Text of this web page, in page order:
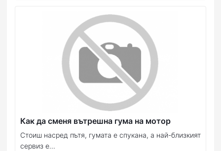
Как да сменя вътрешна гума на мотор
Стоиш насред пътя, гумата е спукана, а най-близкият
сервиз е...